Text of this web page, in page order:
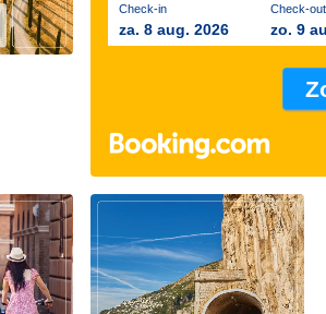
Check-in
za. 8 aug. 2026
Check-out
zo. 9